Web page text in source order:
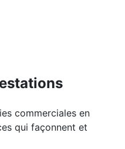
commerciales en
qui façonnent et